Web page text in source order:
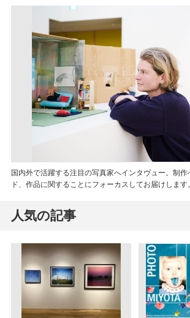
国内外で活躍する注目の写真家へインタヴュー。制
ド、作品に関することにフォーカスしてお届けします。
人気の記事